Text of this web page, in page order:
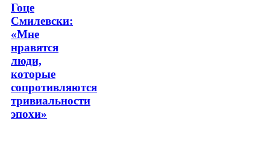
Гоце
Смилевски:
«Мне
нравятся
люди,
которые
сопротивляются
тривиальности
эпохи»